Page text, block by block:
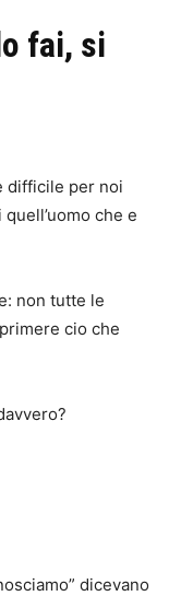
fai, si
difficile per noi
che e
non tutte le
cio che
dicevano